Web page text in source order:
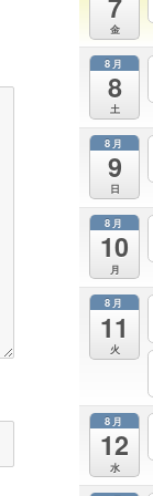
金
8月
8
土
8月
9
日
8月
10
月
8月
11
火
8月
12
水